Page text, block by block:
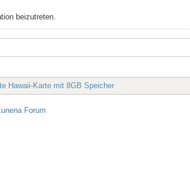
beizutreten.
Hawaii-Karte mit 8GB Speicher
Forum